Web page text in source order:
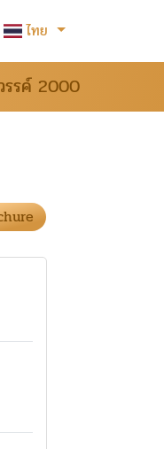
ไทย
รรค์ 2000